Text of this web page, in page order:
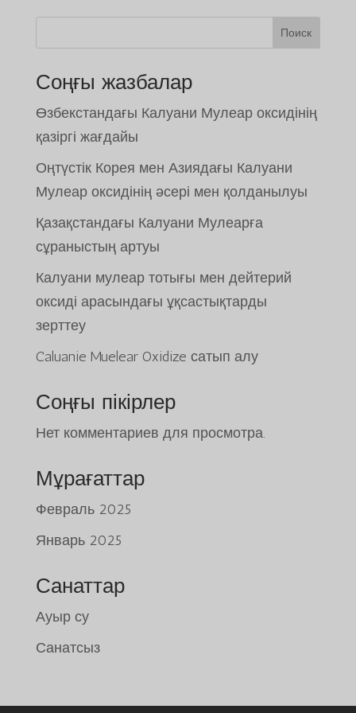
Поиск
Соңғы жазбалар
Өзбекстандағы Калуани Мулеар оксидінің
қазіргі жағдайы
Оңтүстік Корея мен Азиядағы Калуани
Мулеар оксидінің әсері мен қолданылуы
Қазақстандағы Калуани Мулеарға
сұраныстың артуы
Калуани мулеар тотығы мен дейтерий
оксиді арасындағы ұқсастықтарды
зерттеу
Caluanie Muelear Oxidize сатып алу
Соңғы пікірлер
Нет комментариев для просмотра.
Мұрағаттар
Февраль 2025
Январь 2025
Санаттар
Ауыр су
Санатсыз
Deutsch